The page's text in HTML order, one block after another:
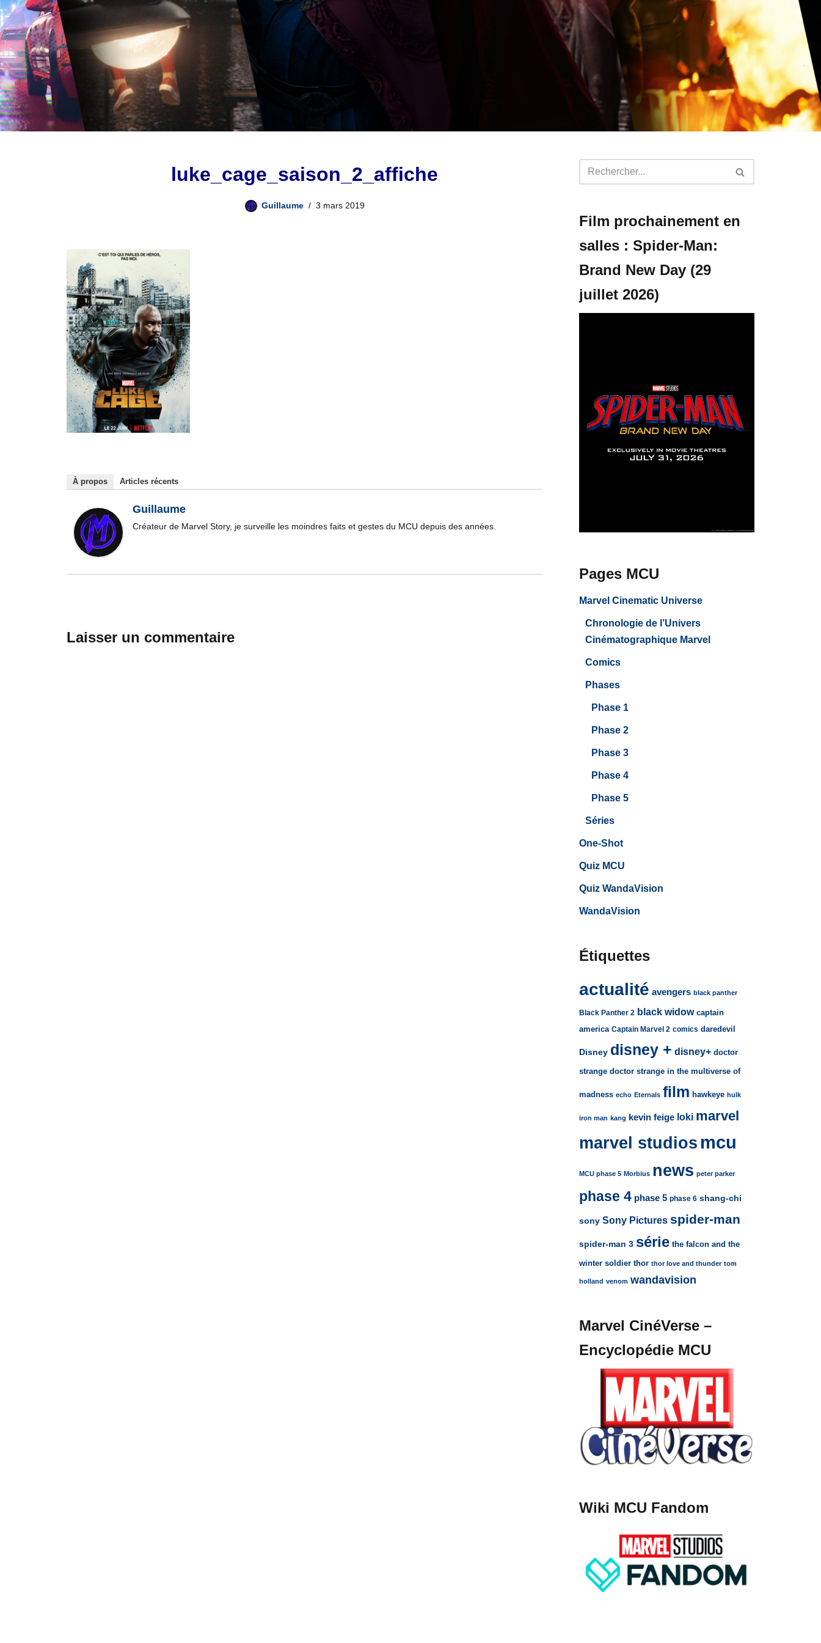
luke_cage_saison_2_affiche
Guillaume 3 mars 2019
À propos Articles récents
Guillaume
Créateur de Marvel Story, je surveille les moindres faits et gestes du MCU depuis des années.
Laisser un commentaire
Film prochainement en
salles : Spider-Man:
Brand New Day (29
juillet 2026)
Pages MCU
Marvel Cinematic Universe
Chronologie de l’Univers
Cinématographique Marvel
Comics
Phases
Phase 1
Phase 2
Phase 3
Phase 4
Phase 5
Séries
One-Shot
Quiz MCU
Quiz WandaVision
WandaVision
Étiquettes
actualité avengers black panther
Black Panther 2 black widow captain
america Captain Marvel 2 comics daredevil
Disney disney + disney+ doctor
strange doctor strange in the multiverse of
madness echo Eternals film hawkeye hulk
iron man kang kevin feige loki marvel
marvel studios mcu
MCU phase 5 Morbius news peter parker
phase 4 phase 5 phase 6 shang-chi
sony Sony Pictures spider-man
spider-man 3 série the falcon and the
winter soldier thor thor love and thunder tom
holland venom wandavision
Marvel CinéVerse –
Encyclopédie MCU
Wiki MCU Fandom